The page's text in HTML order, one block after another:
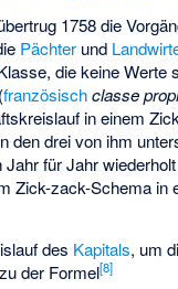
1758 die
Pächter und
die keine Werte
(französisch classe
in einem
den drei von ihm
für Jahr
Zick-zack-Schema in
des Kapitals, um
der Formel[8]